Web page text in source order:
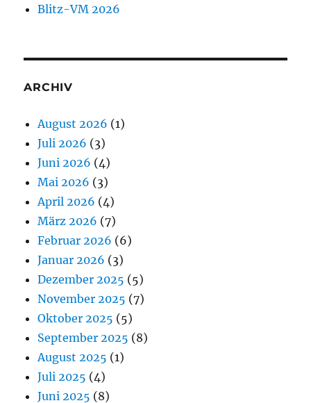
Blitz-VM 2026
ARCHIV
August 2026 (1)
Juli 2026 (3)
Juni 2026 (4)
Mai 2026 (3)
April 2026 (4)
März 2026 (7)
Februar 2026 (6)
Januar 2026 (3)
Dezember 2025 (5)
November 2025 (7)
Oktober 2025 (5)
September 2025 (8)
August 2025 (1)
Juli 2025 (4)
Juni 2025 (8)